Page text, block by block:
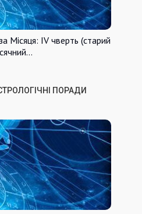
Місяця: IV чверть (старий
ПОРАДИ